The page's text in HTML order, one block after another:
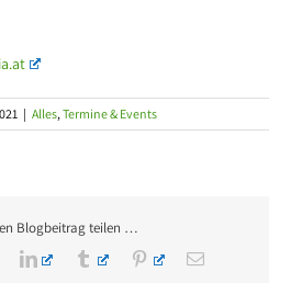
| Alles,Termine & Events
Blogbeitrag teilen …
LinkedInTumblr PinterestE-